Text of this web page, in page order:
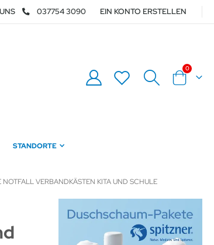
037754 3090 EIN KONTO ERSTELLEN
Warenkorb
0Artikel
STANDORTE
VERBANDKÄSTEN KITA UND SCHULE